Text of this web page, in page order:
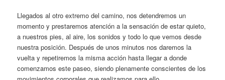
Llegados al otro extremo del camino, nos detendremos un
momento y prestaremos atención a la sensación de estar quieto,
a nuestros pies, al aire, los sonidos y todo lo que vemos desde
nuestra posición. Después de unos minutos nos daremos la
vuelta y repetiremos la misma acción hasta llegar a donde
comenzamos este paseo, siendo plenamente conscientes de los